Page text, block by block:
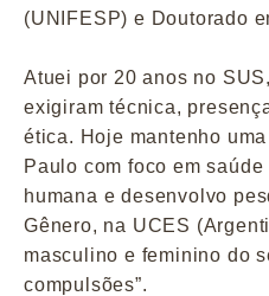
(UNIFESP) e Doutorado
Atuei por 20 anos no
exigiram técnica,
ética. Hoje mantenho
Paulo com foco em
humana e desenvolvo
Gênero, na UCES
masculino e feminino do
compulsões”.